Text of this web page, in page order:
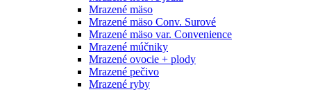
Mrazené mäso
Mrazené mäso Conv. Surové
Mrazené mäso var. Convenience
Mrazené múčniky
Mrazené ovocie + plody
Mrazené pečivo
Mrazené ryby